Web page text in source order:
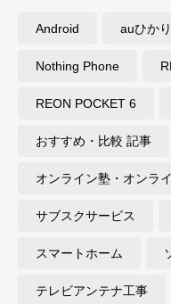
Android auひかり
Nothing Phone
REON POCKET 6
おすすめ・比較 記事
オンライン塾・オンラ
サブスクサービス
スマートホーム
テレビアンテナ工事